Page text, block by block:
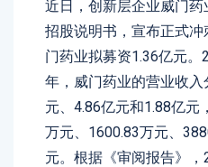
近日，创新层企业威门
招股说明书，宣布正式
门药业拟募资1.36亿元
年，威门药业的营业收
元、4.86亿元和1.88亿元
万元、1600.83万元、
元。根据《审阅报告》